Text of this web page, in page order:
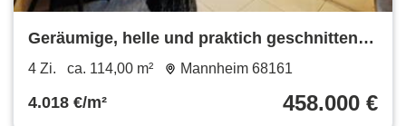
Geräumige, helle und praktich geschnitten
Wohnung
4 Zi. ca. 114,00 m² Mannheim 68161
4.018 €/m² 458.000 €